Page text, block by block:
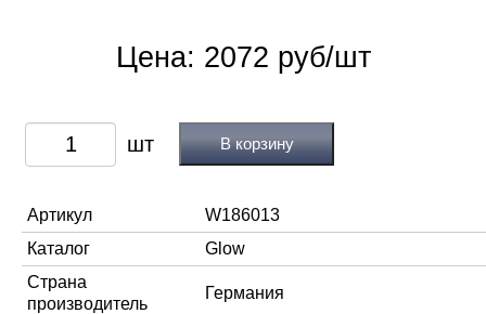
Цена: 2072 руб/шт
В корзину
Артикул
W186013
Каталог
Glow
Страна
производитель
Германия